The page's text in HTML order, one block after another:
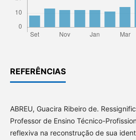
REFERÊNCIAS
ABREU, Guacira Ribeiro de.
Professor de Ensino Técnico-
reflexiva na reconstrução de sua